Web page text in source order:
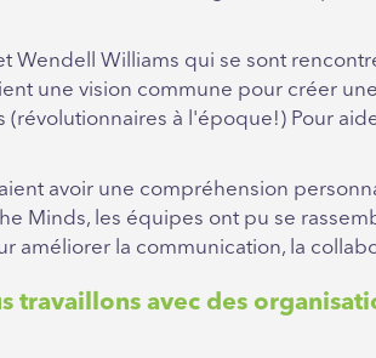
Wendell Williams qui se sont
une vision commune pour créer
à l'époque!) Pour
avoir une compréhension
Minds, les équipes ont pu se
améliorer la communication, la
travaillons avec des